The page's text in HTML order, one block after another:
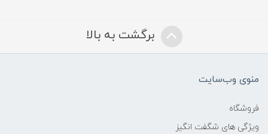
برگشت به بالا
منوی وب‌سایت
فروشگاه
ویژگی های شگفت انگیز